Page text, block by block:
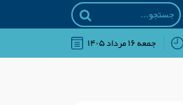
جمعه ۱۶ مرداد ۱۴۰۵